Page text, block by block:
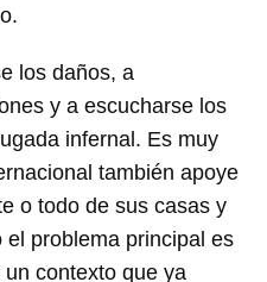
los daños, a
y a escucharse los
infernal. Es muy
también apoye
o todo de sus casas y
problema principal es
contexto que ya